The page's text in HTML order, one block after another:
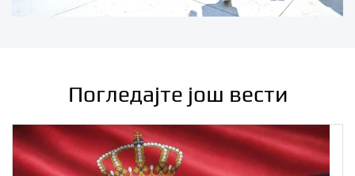
Погледајте још вести